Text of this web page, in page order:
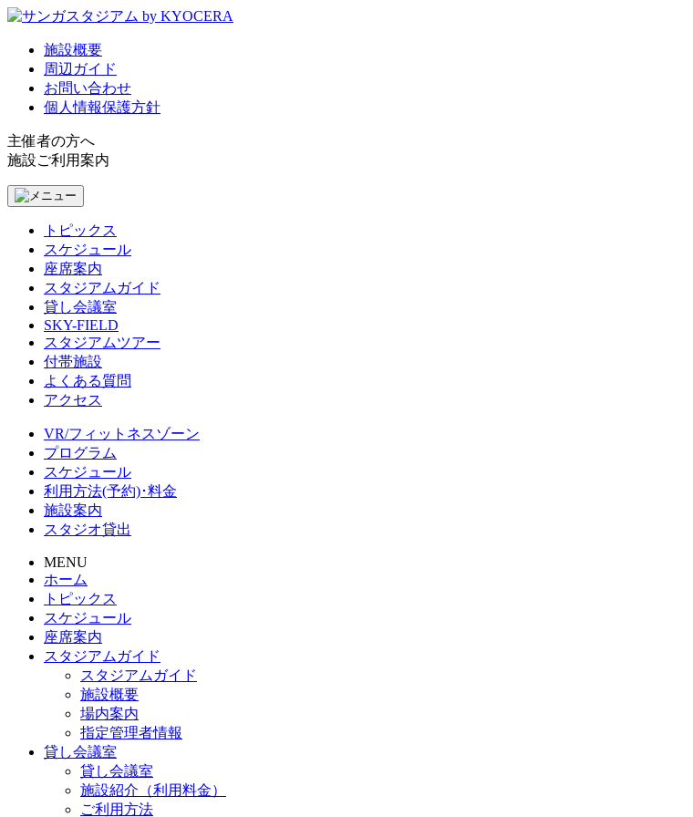
施設概要
周辺ガイド
お問い合わせ
個人情報保護方針
主催者の方へ
施設ご利用案内
トピックス
スケジュール
座席案内
スタジアムガイド
貸し会議室
SKY-FIELD
スタジアムツアー
付帯施設
よくある質問
アクセス
VR/フィットネスゾーン
プログラム
スケジュール
利用方法(予約)･料金
施設案内
スタジオ貸出
MENU
ホーム
トピックス
スケジュール
座席案内
スタジアムガイド
スタジアムガイド
施設概要
場内案内
指定管理者情報
貸し会議室
貸し会議室
施設紹介（利用料金）
ご利用方法